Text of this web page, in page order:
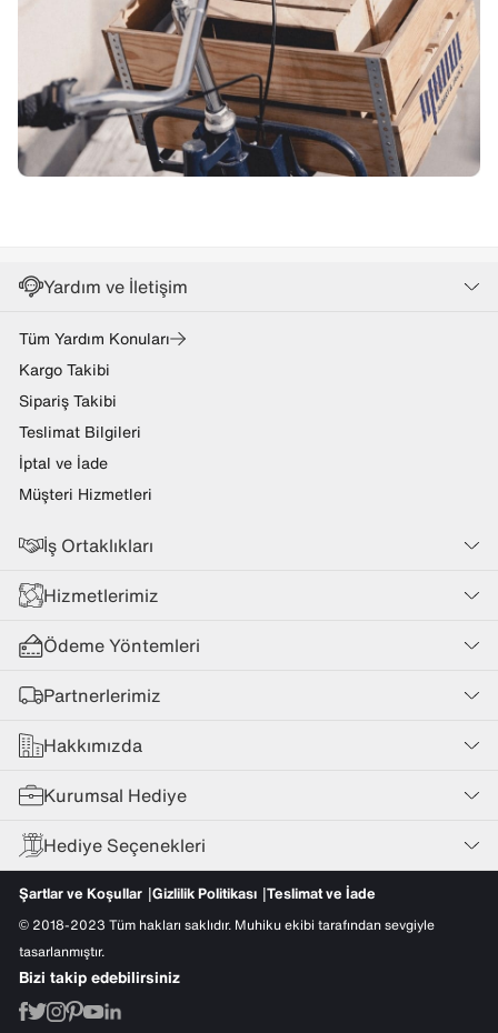
Yardım ve İletişim
Tüm Yardım Konuları
Kargo Takibi
Sipariş Takibi
Teslimat Bilgileri
İptal ve İade
Müşteri Hizmetleri
İş Ortaklıkları
Hizmetlerimiz
Ödeme Yöntemleri
Partnerlerimiz
Hakkımızda
Kurumsal Hediye
Hediye Seçenekleri
Şartlar ve Koşullar Gizlilik Politikası Teslimat ve İade
© 2018-2023 Tüm hakları saklıdır. Muhiku ekibi tarafından sevgiyle
tasarlanmıştır.
Bizi takip edebilirsiniz